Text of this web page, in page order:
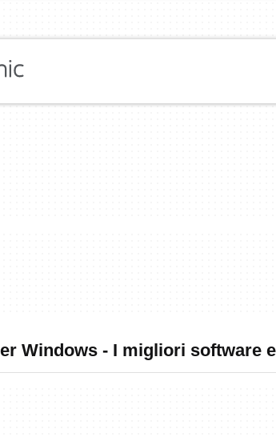
Windows - I migliori software